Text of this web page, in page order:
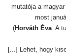
mutatója a
most
(Horváth Éva: A
[...] Lehet, hogy